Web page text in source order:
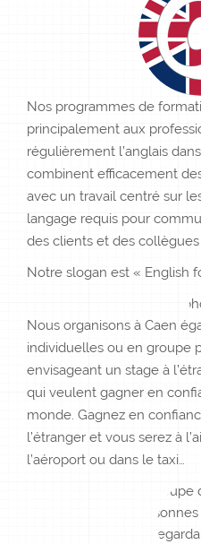
Nos programmes de
principalement aux
régulièrement l’anglais
combinent efficacement
avec un travail centré sur
langage requis pour
des clients et des
Notre slogan est « English
Nous organisons à Caen
individuelles ou en groupe
envisageant un stage à
qui veulent gagner en
monde. Gagnez en
l’étranger et vous serez à
l’aéroport ou dans le taxi…